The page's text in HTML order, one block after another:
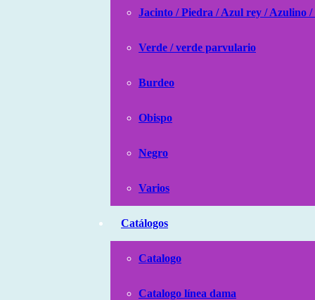
Jacinto / Piedra / Azul rey / Azulino /
Verde / verde parvulario
Burdeo
Obispo
Negro
Varios
Catálogos
Catalogo
Catalogo línea dama